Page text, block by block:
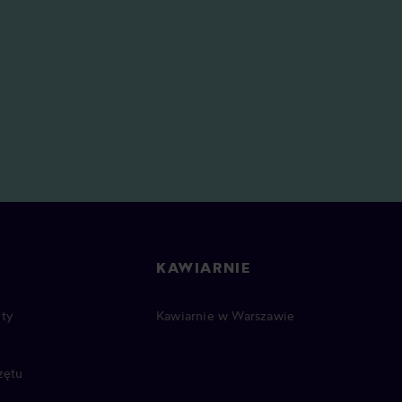
KAWIARNIE
Kawiarnie w Warszawie